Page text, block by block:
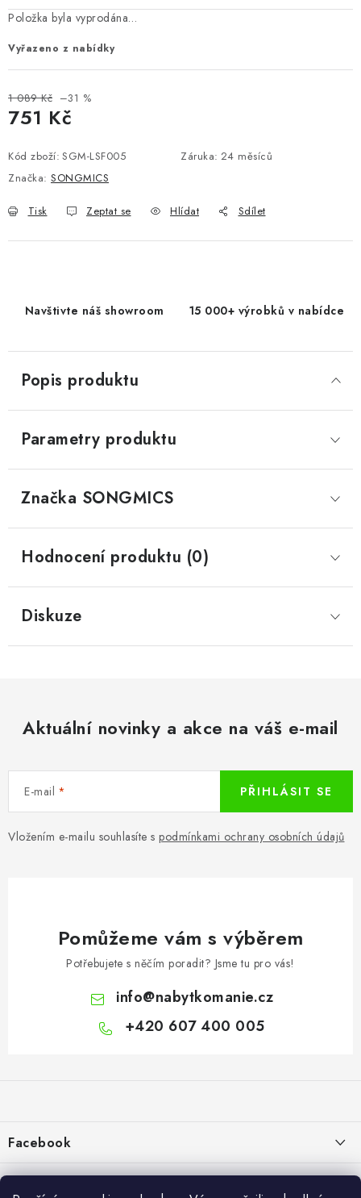
Vše o nákupu Info
Reklamace a odstoupení od smlouvy
Položka byla vyprodána…
Vyřazeno z nabídky
1 089 Kč –31 %
751 Kč
Kód zboží: SGM-LSF005 Záruka: 24 měsíců
Značka: SONGMICS
Tisk Zeptat se Hlídat Sdílet
Navštivte náš showroom 15 000+ výrobků v nabídce
Popis produktu
Parametry produktu
Značka SONGMICS
Hodnocení produktu (0)
Diskuze
Aktuální novinky a akce na váš e-mail
E-mail
Vložením e-mailu souhlasíte s podmínkami ochrany osobních údajů
PŘIHLÁSIT SE
Pomůžeme vám s výběrem
Potřebujete s něčím poradit? Jsme tu pro vás!
info@nabytkomanie.cz
+420 607 400 005
a
í
Facebook